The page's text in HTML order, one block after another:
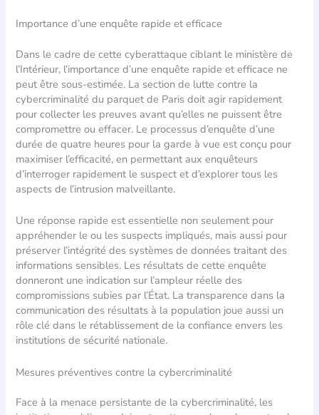
Importance d’une enquête rapide et efficace
Dans le cadre de cette cyberattaque ciblant le ministère de
l’Intérieur, l’importance d’une enquête rapide et efficace ne
peut être sous-estimée. La section de lutte contre la
cybercriminalité du parquet de Paris doit agir rapidement
pour collecter les preuves avant qu’elles ne puissent être
compromettre ou effacer. Le processus d’enquête d’une
durée de quatre heures pour la garde à vue est conçu pour
maximiser l’efficacité, en permettant aux enquêteurs
d’interroger rapidement le suspect et d’explorer tous les
aspects de l’intrusion malveillante.
Une réponse rapide est essentielle non seulement pour
appréhender le ou les suspects impliqués, mais aussi pour
préserver l’intégrité des systèmes de données traitant des
informations sensibles. Les résultats de cette enquête
donneront une indication sur l’ampleur réelle des
compromissions subies par l’État. La transparence dans la
communication des résultats à la population joue aussi un
rôle clé dans le rétablissement de la confiance envers les
institutions de sécurité nationale.
Mesures préventives contre la cybercriminalité
Face à la menace persistante de la cybercriminalité, les